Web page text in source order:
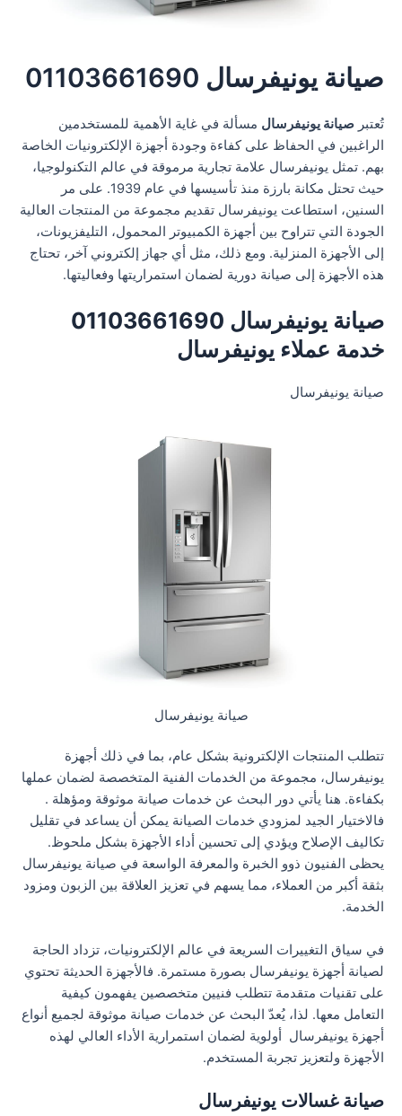
صيانة يونيفرسال 01103661690
تُعتبر صيانة يونيفرسال مسألة في غاية الأهمية للمستخدمين
الراغبين في الحفاظ على كفاءة وجودة أجهزة الإلكترونيات الخاصة
بهم. تمثل يونيفرسال علامة تجارية مرموقة في عالم التكنولوجيا،
حيث تحتل مكانة بارزة منذ تأسيسها في عام 1939. على مر
السنين، استطاعت يونيفرسال تقديم مجموعة من المنتجات العالية
الجودة التي تتراوح بين أجهزة الكمبيوتر المحمول، التليفزيونات،
إلى الأجهزة المنزلية. ومع ذلك، مثل أي جهاز إلكتروني آخر، تحتاج
هذه الأجهزة إلى صيانة دورية لضمان استمراريتها وفعاليتها.
صيانة يونيفرسال 01103661690
خدمة عملاء يونيفرسال
صيانة يونيفرسال
صيانة يونيفرسال
تتطلب المنتجات الإلكترونية بشكل عام، بما في ذلك أجهزة
يونيفرسال، مجموعة من الخدمات الفنية المتخصصة لضمان عملها
بكفاءة. هنا يأتي دور البحث عن خدمات صيانة موثوقة ومؤهلة .
فالاختيار الجيد لمزودي خدمات الصيانة يمكن أن يساعد في تقليل
تكاليف الإصلاح ويؤدي إلى تحسين أداء الأجهزة بشكل ملحوظ.
يحظى الفنيون ذوو الخبرة والمعرفة الواسعة في صيانة يونيفرسال
بثقة أكبر من العملاء، مما يسهم في تعزيز العلاقة بين الزبون ومزود
الخدمة.
في سياق التغييرات السريعة في عالم الإلكترونيات، تزداد الحاجة
لصيانة أجهزة يونيفرسال بصورة مستمرة. فالأجهزة الحديثة تحتوي
على تقنيات متقدمة تتطلب فنيين متخصصين يفهمون كيفية
التعامل معها. لذا، يُعدّ البحث عن خدمات صيانة موثوقة لجميع أنواع
أجهزة يونيفرسال أولوية لضمان استمرارية الأداء العالي لهذه
الأجهزة ولتعزيز تجربة المستخدم.
صيانة غسالات يونيفرسال